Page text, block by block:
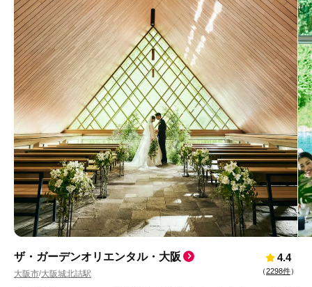
ザ・ガーデンオリエンタル・大阪
大阪市/大阪城北詰駅
4.4
（2298件）